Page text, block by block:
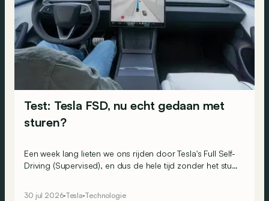
Test: Tesla FSD, nu echt gedaan met
sturen?
Een week lang lieten we ons rijden door Tesla's Full Self-
Driving (Supervised), en dus de hele tijd zonder het stuur
30 jul 2026 Tesla Technologie